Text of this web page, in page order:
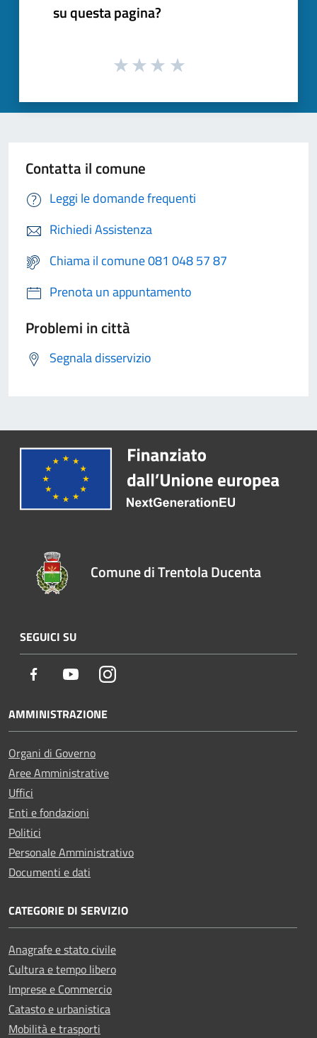
su questa pagina?
Contatta il comune
Leggi le domande frequenti
Richiedi Assistenza
Chiama il comune 081 048 57 87
Prenota un appuntamento
Problemi in città
Segnala disservizio
Comune di Trentola Ducenta
SEGUICI SU
Facebook YoutubeInstagram
AMMINISTRAZIONE
Organi di Governo
Aree Amministrative
Uffici
Enti e fondazioni
Politici
Personale Amministrativo
Documenti e dati
CATEGORIE DI SERVIZIO
Anagrafe e stato civile
Cultura e tempo libero
Imprese e Commercio
Catasto e urbanistica
Mobilità e trasporti